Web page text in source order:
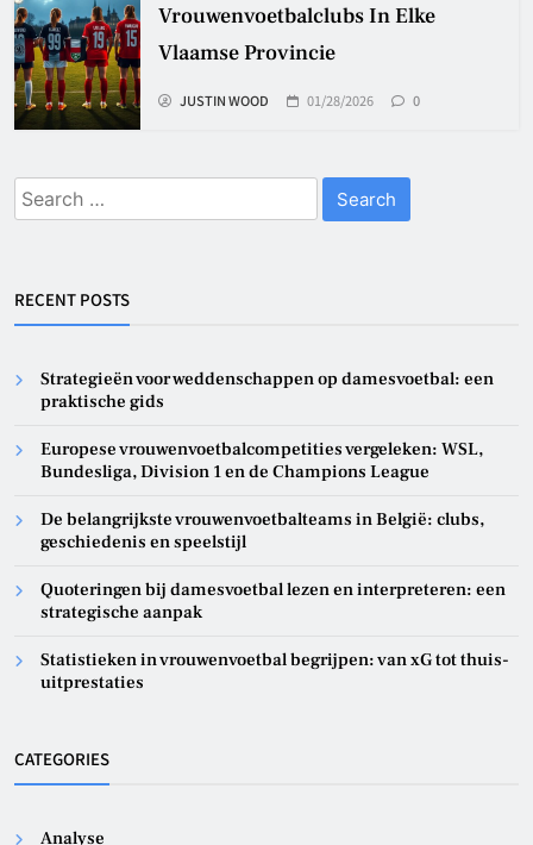
Vrouwenvoetbalclubs In Elke
Vlaamse Provincie
JUSTIN WOOD 01/28/2026 0
Search
for:
RECENT POSTS
Strategieën voor weddenschappen op damesvoetbal: een
praktische gids
Europese vrouwenvoetbalcompetities vergeleken: WSL,
Bundesliga, Division 1 en de Champions League
De belangrijkste vrouwenvoetbalteams in België: clubs,
geschiedenis en speelstijl
Quoteringen bij damesvoetbal lezen en interpreteren: een
strategische aanpak
Statistieken in vrouwenvoetbal begrijpen: van xG tot thuis-
uitprestaties
CATEGORIES
Analyse